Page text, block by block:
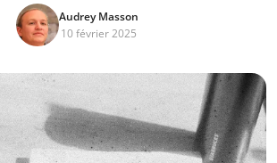
Audrey Masson
10 février 2025